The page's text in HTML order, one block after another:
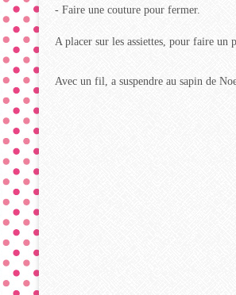
- Faire une couture pour fermer.
A placer sur les assiettes, pour faire un
Avec un fil, a suspendre au sapin de